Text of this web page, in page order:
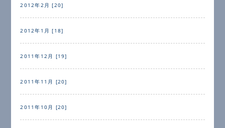
2012年2月 [20]
2012年1月 [18]
2011年12月 [19]
2011年11月 [20]
2011年10月 [20]